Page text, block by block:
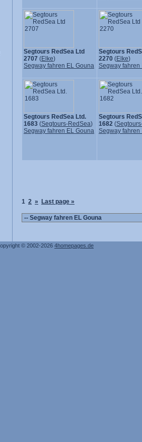
Segtours RedSea Ltd
2707 (Elke)
Segway fahren EL Gouna
Segtours
2270 (Elke)
Segway fahren
Segtours RedSea Ltd.
1683 (Segtours-RedSea)
Segway fahren EL Gouna
Segtours
1682 (
Segway fahren
1 2 » Last page »
© 2002-2026 4homepages.de